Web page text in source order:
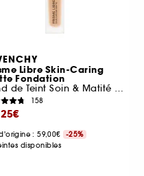
Libre Skin-Caring
Fondation
Fond de Teint Soin & Matité 24H
158
: 59,00€
-25%
disponibles